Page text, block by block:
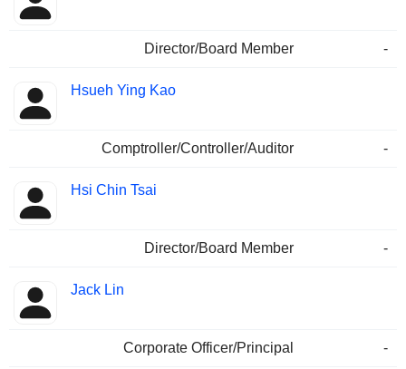
Director/Board Member -
Hsueh Ying Kao
Comptroller/Controller/Auditor -
Hsi Chin Tsai
Director/Board Member -
Jack Lin
Corporate Officer/Principal -